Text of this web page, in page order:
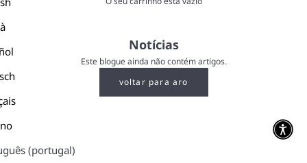
(portugal)
Notícias
Este blogue ainda não contém artigos.
voltar para aro